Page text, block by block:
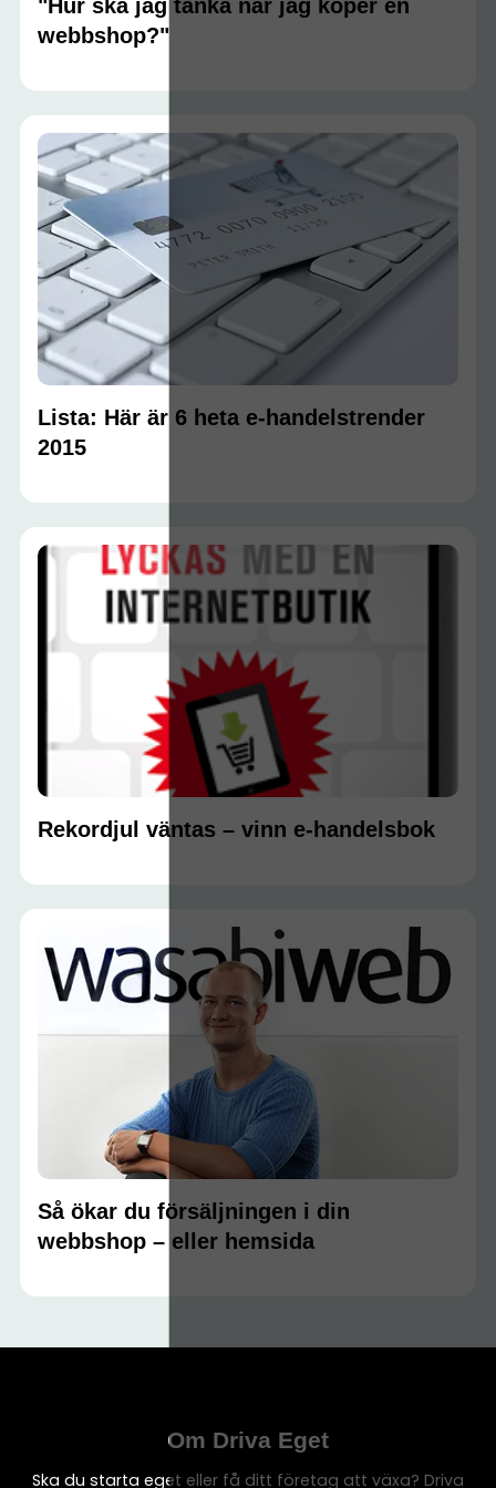
"Hur ska jag tänka när jag köper en
webbshop?"
Lista: Här är 6 heta e-handelstrender
2015
Rekordjul väntas – vinn e-handelsbok
Så ökar du försäljningen i din
webbshop – eller hemsida
Om Driva Eget
Ska du starta eget eller få ditt företag att växa? Driva